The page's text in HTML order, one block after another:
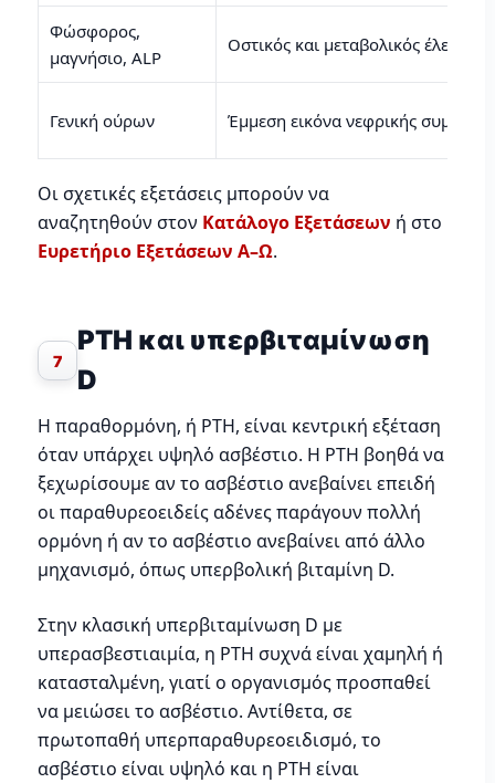
Φώσφορος,
μαγνήσιο, ALP
Οστικός και μεταβολικός έλεγχος
Γενική ούρων Έμμεση εικόνα νεφρικής
Οι σχετικές εξετάσεις μπορούν να
αναζητηθούν στον Κατάλογο Εξετάσεων ή στο
Ευρετήριο Εξετάσεων Α–Ω.
7
PTH και υπερβιταμίνωση
D
Η παραθορμόνη, ή PTH, είναι κεντρική εξέταση
όταν υπάρχει υψηλό ασβέστιο. Η PTH βοηθά να
ξεχωρίσουμε αν το ασβέστιο ανεβαίνει επειδή
οι παραθυρεοειδείς αδένες παράγουν πολλή
ορμόνη ή αν το ασβέστιο ανεβαίνει από άλλο
μηχανισμό, όπως υπερβολική βιταμίνη D.
Στην κλασική υπερβιταμίνωση D με
υπερασβεστιαιμία, η PTH συχνά είναι χαμηλή ή
κατασταλμένη, γιατί ο οργανισμός προσπαθεί
να μειώσει το ασβέστιο. Αντίθετα, σε
πρωτοπαθή υπερπαραθυρεοειδισμό, το
ασβέστιο είναι υψηλό και η PTH είναι